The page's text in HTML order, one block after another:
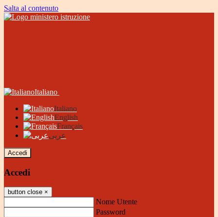
Salta al contenuto
Italiano
Italiano
English
Français
عربى
Accedi
Accedi
button close ×
Nome Utente
Password